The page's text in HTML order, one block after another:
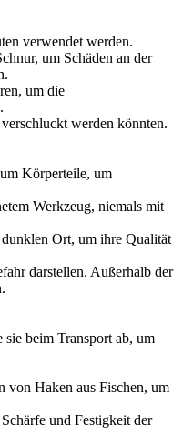
verwendet werden.
um Schäden an der
um die
werden könnten.
Körperteile, um
Werkzeug, niemals mit
Ort, um ihre Qualität
darstellen. Außerhalb der
beim Transport ab, um
von Haken aus Fischen, um
und Festigkeit der